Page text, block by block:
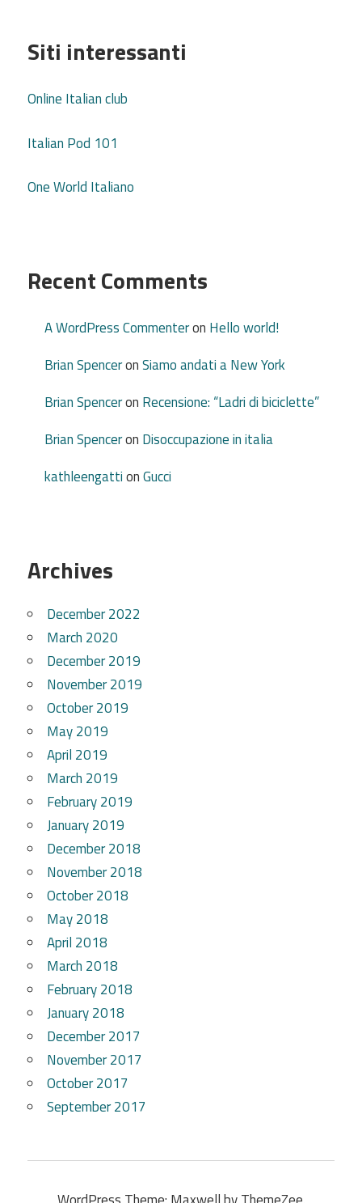
Siti interessanti
Online Italian club
Italian Pod 101
One World Italiano
Recent Comments
A WordPress Commenteron Hello world!
Brian SpenceronSiamo andati a New York
Brian Spenceron Recensione: “Ladri di biciclette”
Brian Spenceron Disoccupazione in italia
kathleengattionGucci
Archives
December 2022
March 2020
December 2019
November 2019
October 2019
May 2019
April 2019
March 2019
February 2019
January 2019
December 2018
November 2018
October 2018
May 2018
April 2018
March 2018
February 2018
January 2018
December 2017
November 2017
October 2017
September 2017